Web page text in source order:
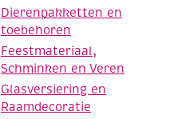
Dierenpakketten en
toebehoren
Feestmateriaal,
Schminken en Veren
Glasversiering en
Raamdecoratie